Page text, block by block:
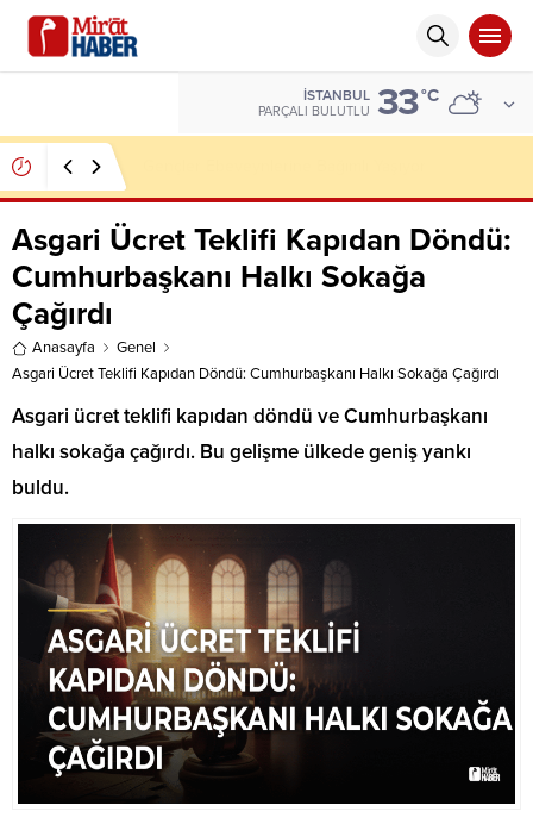
İSTANBUL
PARÇALI BULUTLU 33°C
Asgari Ücret Teklifi Kapıdan Döndü:
Cumhurbaşkanı Halkı Sokağa
Çağırdı
Anasayfa
Genel
Asgari Ücret Teklifi Kapıdan Döndü: Cumhurbaşkanı Halkı Sokağa Çağırdı
Asgari ücret teklifi kapıdan döndü ve Cumhurbaşkanı
halkı sokağa çağırdı. Bu gelişme ülkede geniş yankı
buldu.